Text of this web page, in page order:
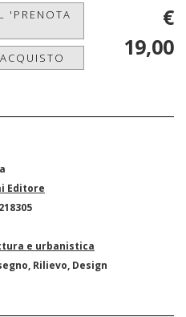
'PRENOTA
€
19,00
Editore
e urbanistica
Rilievo, Design